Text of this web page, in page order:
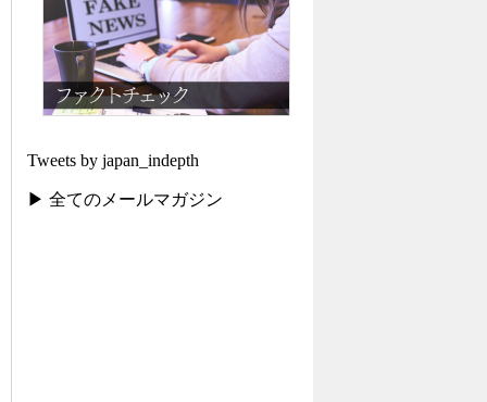
Tweets by japan_indepth
▶ 全てのメールマガジン